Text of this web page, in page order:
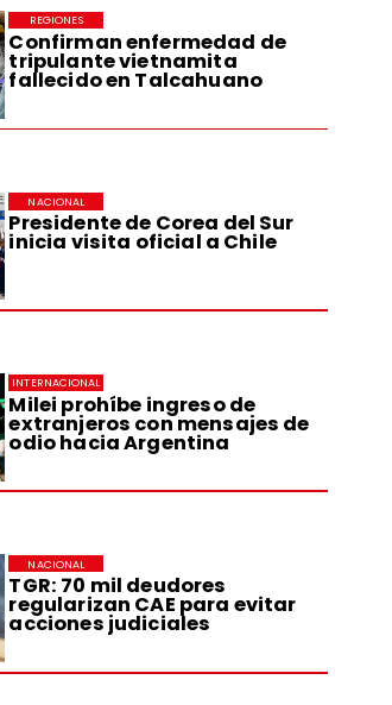
Confirman enfermedad de
tripulante vietnamita
fallecido en Talcahuano
REGIONES
Presidente de Corea del Sur
inicia visita oficial a Chile
NACIONAL
Milei prohíbe ingreso de
extranjeros con mensajes de
odio hacia Argentina
INTERNACIONAL
TGR: 70 mil deudores
regularizan CAE para evitar
acciones judiciales
NACIONAL